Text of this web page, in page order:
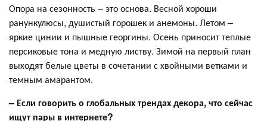
Опора на сезонность – это основа. Весной хороши
ранункулюсы, душистый горошек и анемоны. Летом –
яркие цинии и пышные георгины. Осень приносит теплые
персиковые тона и медную листву. Зимой на первый план
выходят белые цветы в сочетании с хвойными ветками и
темным амарантом.
– Если говорить о глобальных трендах декора, что сейчас
ищут пары в интернете?